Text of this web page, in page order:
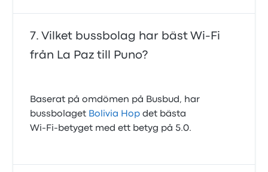
Vilket bussbolag har bäst Wi-Fi
från La Paz till Puno?
Baserat på omdömen på Busbud, har
bussbolaget Bolivia Hop det bästa
Wi‑Fi‑betyget med ett betyg på 5.0.